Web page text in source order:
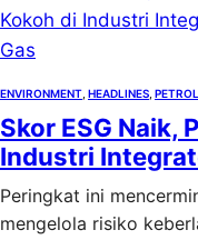
ENVIRONMENT HEADLINES
Skor ESG Naik,
Industri
Peringkat ini
mengelola risiko